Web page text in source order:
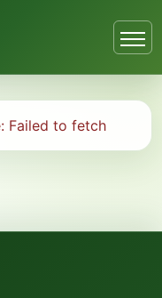
Failed to fetch